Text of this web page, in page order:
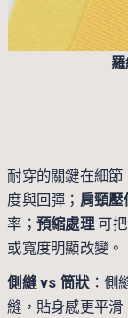
耐穿的關鍵在細節
度與回彈； 肩頸壓
率； 預縮處理 可
或寬度明顯改變。
側縫 vs 筒狀：側
縫，貼身感更平滑